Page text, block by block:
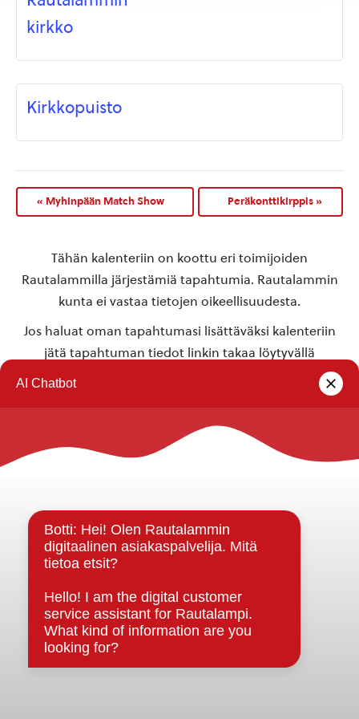
kirkko
Kirkkopuisto
« Myhinpään Match Show Peräkonttikirppis»
Tähän kalenteriin on koottu eri toimijoiden
Rautalammilla järjestämiä tapahtumia. Rautalammin
kunta ei vastaa tietojen oikeellisuudesta.
Jos haluat oman tapahtumasi lisättäväksi kalenteriin
jätä tapahtuman tiedot linkin takaa löytyvällä
Rautalammin kunta
Strategiat, ohjelmat, ohjeet, suunnitelmat, säännöt ja
sopimukset
Asiakirjajulkisuuskuvaus
Evästeet
Saavutettavuusseloste
Tietosuoja
Tietosuojaselosteet